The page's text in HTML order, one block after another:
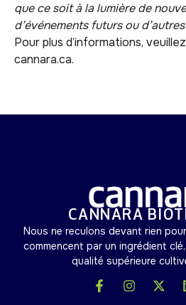
que ce soit à la lumière de
d’événements futurs ou
Pour plus d’informations,
cannara.ca.
CANNARA
Nous ne reculons devant rien
commencent par un ingrédient
qualité supérieure